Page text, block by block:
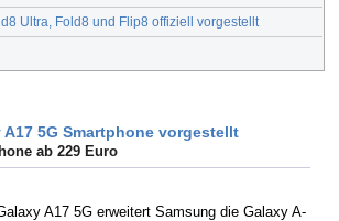
Ultra, Fold8 und Flip8 offiziell vorgestellt
A17 5G Smartphone vorgestellt
ab 229 Euro
A17 5G erweitert Samsung die Galaxy A-